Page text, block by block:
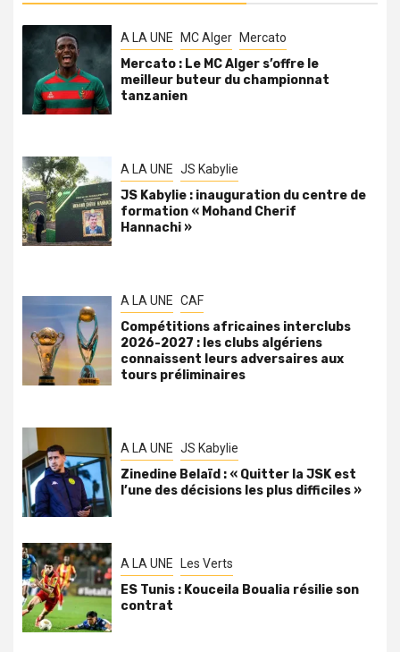
A LA UNE MC Alger Mercato
Mercato : Le MC Alger s’offre le
meilleur buteur du championnat
tanzanien
A LA UNE JS Kabylie
JS Kabylie : inauguration du centre de
formation « Mohand Cherif
Hannachi »
A LA UNE CAF
Compétitions africaines interclubs
2026-2027 : les clubs algériens
connaissent leurs adversaires aux
tours préliminaires
A LA UNE JS Kabylie
Zinedine Belaïd : « Quitter la JSK est
l’une des décisions les plus difficiles »
A LA UNE Les Verts
ES Tunis : Kouceila Boualia résilie son
contrat